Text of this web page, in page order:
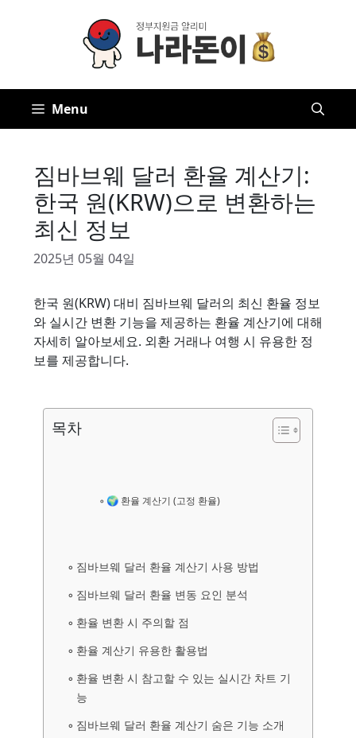
Menu
짐바브웨 달러 환율 계산기:
한국 원(KRW)으로 변환하는
최신 정보
2025년 05월 04일
한국 원(KRW) 대비 짐바브웨 달러의 최신 환율 정보
와 실시간 변환 기능을 제공하는 환율 계산기에 대해
자세히 알아보세요. 외환 거래나 여행 시 유용한 정
보를 제공합니다.
목차
🌍 환율 계산기 (고정 환율)
짐바브웨 달러 환율 계산기 사용 방법
짐바브웨 달러 환율 변동 요인 분석
환율 변환 시 주의할 점
환율 계산기 유용한 활용법
환율 변환 시 참고할 수 있는 실시간 차트 기
능
짐바브웨 달러 환율 계산기 숨은 기능 소개